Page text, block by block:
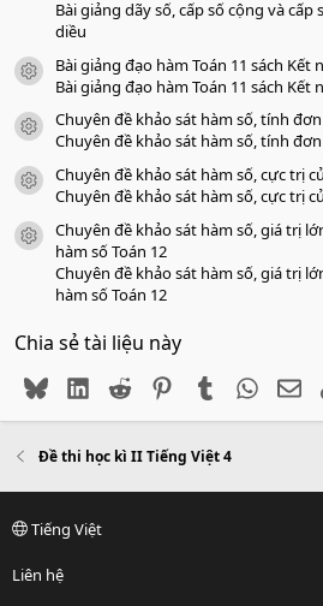
Bài giảng dãy số, cấp số cộng và cấp
diều
icon tài liệu
Bài giảng đạo hàm Toán 11 sách
Bài giảng đạo hàm Toán 11 sách
icon tài liệu
Chuyên đề khảo sát hàm số, tính
Chuyên đề khảo sát hàm số, tính
icon tài liệu
Chuyên đề khảo sát hàm số, cực trị
Chuyên đề khảo sát hàm số, cực trị
icon tài liệu
Chuyên đề khảo sát hàm số, giá trị
hàm số Toán 12
Chuyên đề khảo sát hàm số, giá trị
hàm số Toán 12
Chia sẻ tài liệu này
BlueskyLinkedIn
Reddit PinterestTumblr
Đề thi học kì II Tiếng Việt 4
Tiếng Việt
Liên hệ